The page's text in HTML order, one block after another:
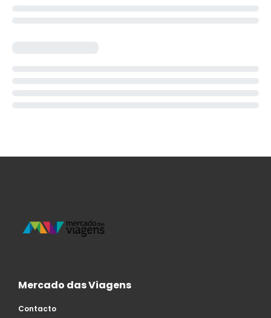
Mercado das Viagens
Contacto